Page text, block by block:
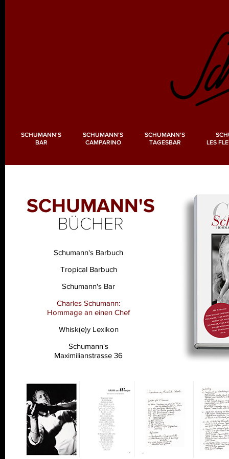
SCHUMANN'S
BAR
SCHUMANN'S
CAMPARINO
SCHUMANN'S
TAGESBAR
LES
SCHUMANN'S
BÜCHER
Schumann's Barbuch
Tropical Barbuch
Schumann's Bar
Charles Schumann:
Hommage an einen Chef
Whisk(e)y Lexikon
Schumann's
Maximilianstrasse 36